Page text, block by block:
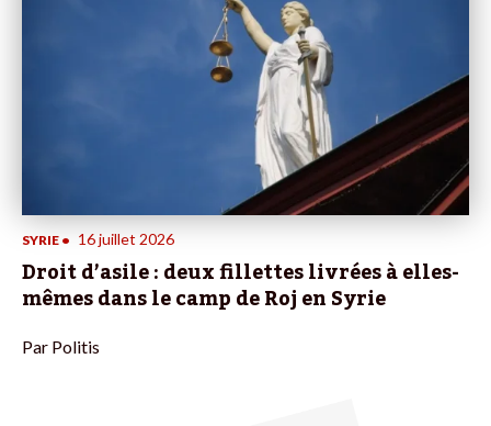
SYRIE • 16 juillet 2026
Droit d’asile : deux fillettes livrées à elles-
mêmes dans le camp de Roj en Syrie
Par Politis